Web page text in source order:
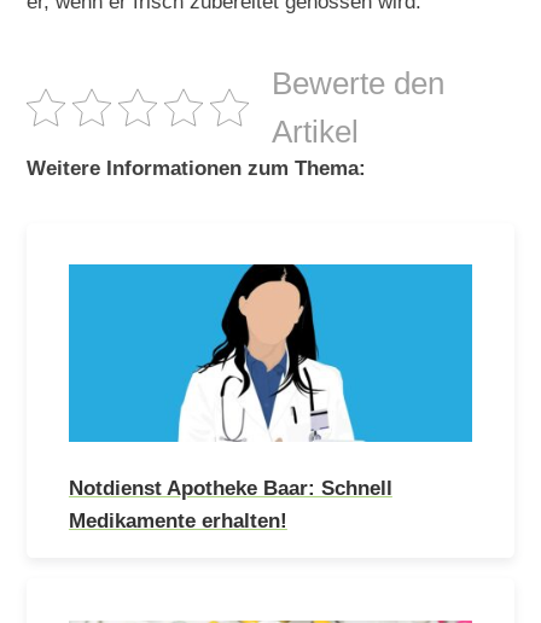
Bewerte den
Artikel
Weitere Informationen zum Thema:
Notdienst Apotheke Baar: Schnell
Medikamente erhalten!